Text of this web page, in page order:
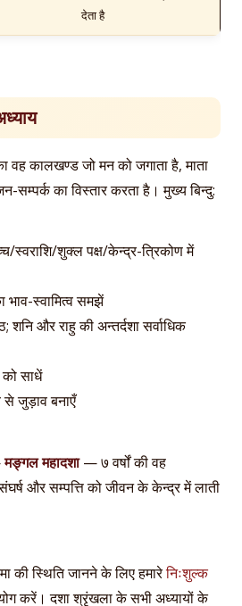
देता है
वह कालखण्ड जो मन को जगाता है, माता
का विस्तार करता है। मुख्य बिन्दु:
शुक्ल पक्ष/केन्द्र-त्रिकोण में
स्वामित्व समझें
शनि और राहु की अन्तर्दशा सर्वाधिक
साधें
से जुड़ाव बनाएँ
मङ्गल महादशा— ७ वर्षों की वह
और सम्पत्ति को जीवन के केन्द्र में लाती
की स्थिति जानने के लिए हमारेनिःशुल्क
करें। दशा श्रृंखला के सभी अध्यायों के